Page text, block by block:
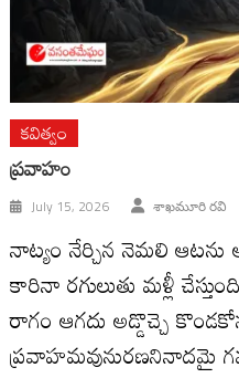
కవిత్వం
ప్రవాహం
July 15, 2026 శాఖమూరి రవి
నాట్యం నేర్చిన నెమలి ఆటను
కారినా రగులుతు మళ్లీ
రాగం ఆగదు అడ్డొచ్చె
ప్రవాహమవునురణనినాదమై